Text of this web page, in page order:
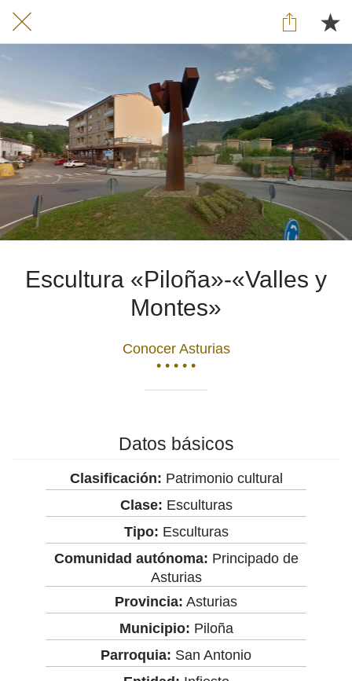
Escultura «Piloña»-«Valles y
Montes»
Conocer Asturias
• • • • •
Datos básicos
Clasificación: Patrimonio cultural
Clase: Esculturas
Tipo: Esculturas
Comunidad autónoma: Principado de
Asturias
Provincia: Asturias
Municipio: Piloña
Parroquia: San Antonio